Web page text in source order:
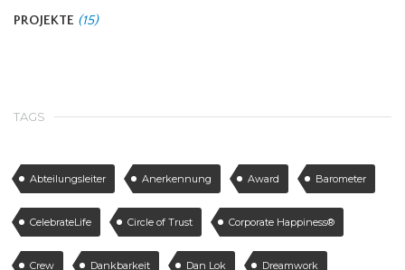
PROJEKTE (15)
TAGS
Abteilungsleiter Anerkennung Award Barometer
CelebrateLife Circle of Trust Corporate Happiness®
Crew Dankbarkeit Dan Lok Dreamwork